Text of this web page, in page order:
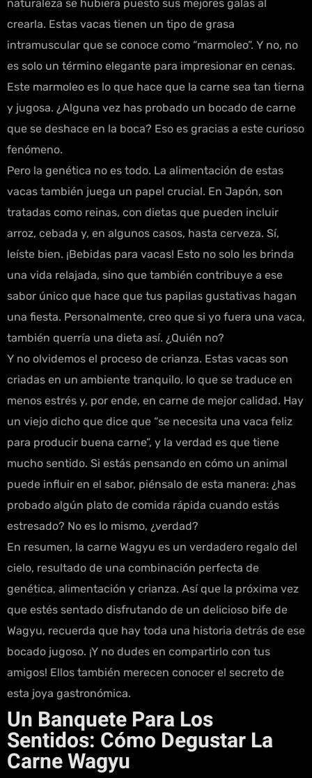
naturaleza se hubiera puesto sus mejores galas al
crearla. Estas vacas tienen un tipo de grasa
intramuscular que se conoce como “marmoleo”. Y no, no
es solo un término elegante para impresionar en cenas.
Este marmoleo es lo que hace que la carne sea tan tierna
y jugosa. ¿Alguna vez has probado un bocado de carne
que se deshace en la boca? Eso es gracias a este curioso
fenómeno.
Pero la genética no es todo. La alimentación de estas
vacas también juega un papel crucial. En Japón, son
tratadas como reinas, con dietas que pueden incluir
arroz, cebada y, en algunos casos, hasta cerveza. Sí,
leíste bien. ¡Bebidas para vacas! Esto no solo les brinda
una vida relajada, sino que también contribuye a ese
sabor único que hace que tus papilas gustativas hagan
una fiesta. Personalmente, creo que si yo fuera una vaca,
también querría una dieta así. ¿Quién no?
Y no olvidemos el proceso de crianza. Estas vacas son
criadas en un ambiente tranquilo, lo que se traduce en
menos estrés y, por ende, en carne de mejor calidad. Hay
un viejo dicho que dice que “se necesita una vaca feliz
para producir buena carne”, y la verdad es que tiene
mucho sentido. Si estás pensando en cómo un animal
puede influir en el sabor, piénsalo de esta manera: ¿has
probado algún plato de comida rápida cuando estás
estresado? No es lo mismo, ¿verdad?
En resumen, la carne Wagyu es un verdadero regalo del
cielo, resultado de una combinación perfecta de
genética, alimentación y crianza. Así que la próxima vez
que estés sentado disfrutando de un delicioso bife de
Wagyu, recuerda que hay toda una historia detrás de ese
bocado jugoso. ¡Y no dudes en compartirlo con tus
amigos! Ellos también merecen conocer el secreto de
esta joya gastronómica.
Un Banquete Para Los
Sentidos: Cómo Degustar La
Carne Wagyu